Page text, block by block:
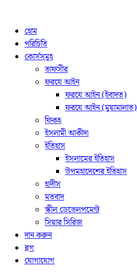
হোম
পরিচিতি
কোর্সসমূহ
তাফসীর
ফরযে আইন
ফরযে আইন (ইবাদত)
ফরযে আইন (মুয়ামালাত)
ফিকহ
ইসলামী আকীদা
ইতিহাস
ইসলামের ইতিহাস
উপমহাদেশের ইতিহাস
হাদীস
মতবাদ
স্কীল ডেভেলপমেন্ট
সিয়ার সিরিজ
দান করুন
ব্লগ
যোগাযোগ